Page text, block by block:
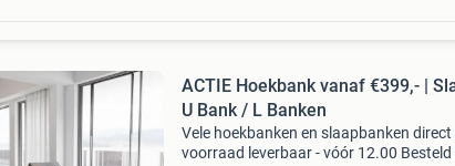
ACTIE Hoekbank vanaf €399,- |
U Bank / L Banken
Vele hoekbanken en slaapbanken direct
voorraad leverbaar - vóór 12.00 Besteld